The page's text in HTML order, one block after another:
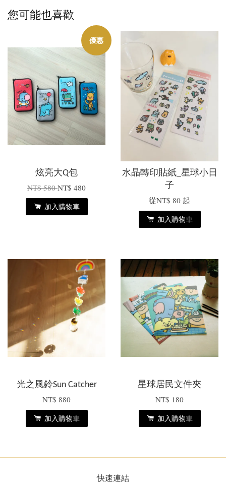
您可能也喜歡
優惠
炫亮大Q包
NT$ 580NT$ 480
加入購物車
水晶轉印貼紙_星球小日
子
從NT$ 80 起
加入購物車
光之風鈴Sun Catcher
NT$ 880
加入購物車
星球居民文件夾
NT$ 180
加入購物車
快速連結